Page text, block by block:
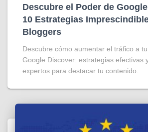
Descubre el Poder de
10 Estrategias
Bloggers
Descubre cómo aumentar el tráfico a
Google Discover: estrategias efectivas
expertos para destacar tu contenido.